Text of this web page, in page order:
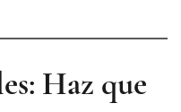
Haz que